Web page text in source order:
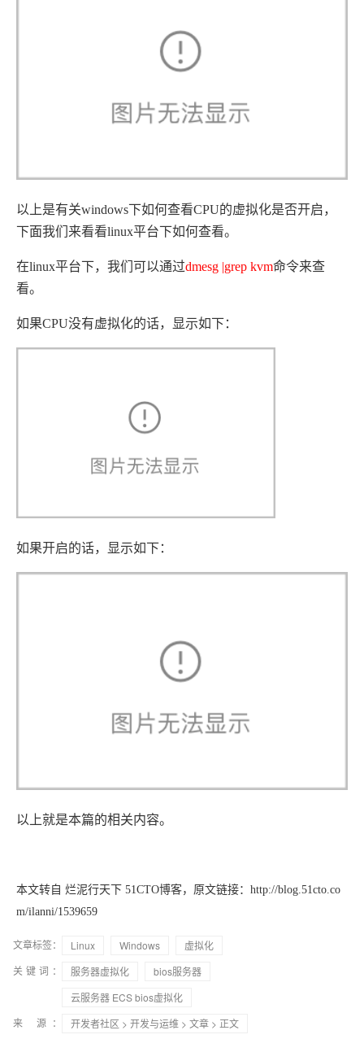
以上是有关windows下如何查看CPU的虚拟化是否开启，
下面我们来看看linux平台下如何查看。
在linux平台下，我们可以通过dmesg |grep kvm命令来查
看。
如果CPU没有虚拟化的话，显示如下：
如果开启的话，显示如下：
以上就是本篇的相关内容。
本文转自 烂泥行天下 51CTO博客，原文链接：http://blog.51cto.co
m/ilanni/1539659
文章标签： Linux Windows
虚拟化
关键词：
服务器虚拟化
bios服务器
云服务器 ECS bios虚拟化
来 源：
开发者社区 > 开发与运维 > 文章 > 正文